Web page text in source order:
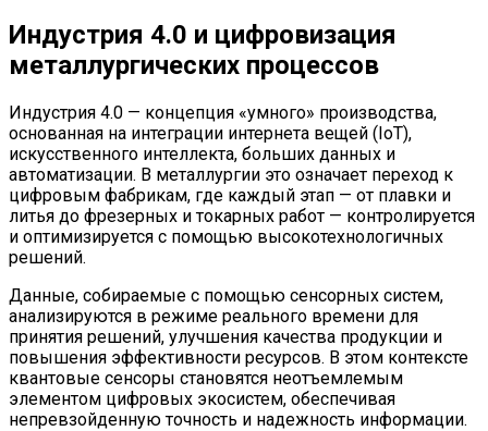
Индустрия 4.0 и цифровизация
металлургических процессов
Индустрия 4.0 — концепция «умного» производства,
основанная на интеграции интернета вещей (IoT),
искусственного интеллекта, больших данных и
автоматизации. В металлургии это означает переход к
цифровым фабрикам, где каждый этап — от плавки и
литья до фрезерных и токарных работ — контролируется
и оптимизируется с помощью высокотехнологичных
решений.
Данные, собираемые с помощью сенсорных систем,
анализируются в режиме реального времени для
принятия решений, улучшения качества продукции и
повышения эффективности ресурсов. В этом контексте
квантовые сенсоры становятся неотъемлемым
элементом цифровых экосистем, обеспечивая
непревзойденную точность и надежность информации.